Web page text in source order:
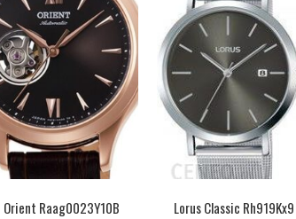
Orient Raag0023Y10B Lorus Classic Rh919Kx9